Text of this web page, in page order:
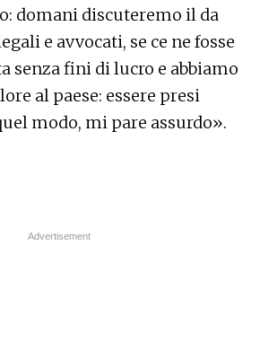
domani discuteremo il da
e avvocati, se ce ne fosse
senza fini di lucro e abbiamo
al paese: essere presi
modo, mi pare assurdo».